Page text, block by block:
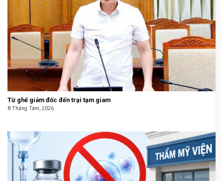
Từ ghế giám đốc đến trại tạm giam
8 Tháng Tám, 2026